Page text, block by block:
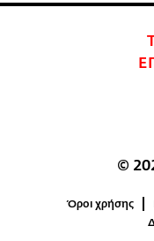
©
Όροι χρήσης